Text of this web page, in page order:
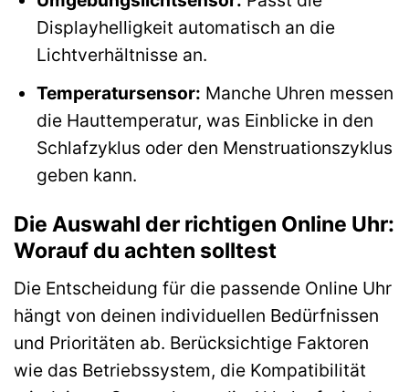
Displayhelligkeit automatisch an die
Lichtverhältnisse an.
Temperatursensor: Manche Uhren messen
die Hauttemperatur, was Einblicke in den
Schlafzyklus oder den Menstruationszyklus
geben kann.
Die Auswahl der richtigen Online Uhr:
Worauf du achten solltest
Die Entscheidung für die passende Online Uhr
hängt von deinen individuellen Bedürfnissen
und Prioritäten ab. Berücksichtige Faktoren
wie das Betriebssystem, die Kompatibilität